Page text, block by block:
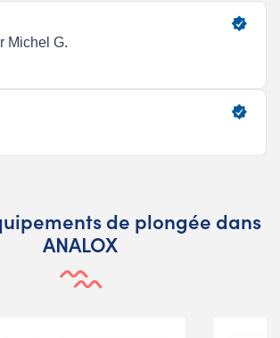
de plongée dans
ANALOX